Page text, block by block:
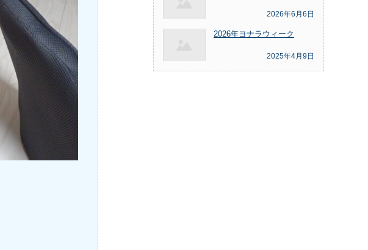
2026年6月6日
2026年ヨナラウィーク
2025年4月9日